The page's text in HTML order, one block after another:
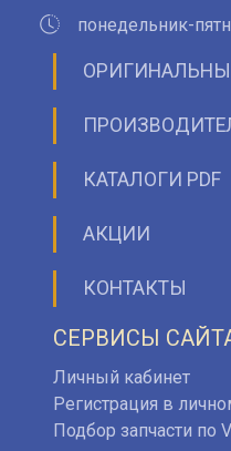
понедельник-
КАТАЛОГИ PDF
АКЦИИ
КОНТАКТЫ
СЕРВИСЫ
Личный кабинет
Регистрация в
Подбор запчасти по